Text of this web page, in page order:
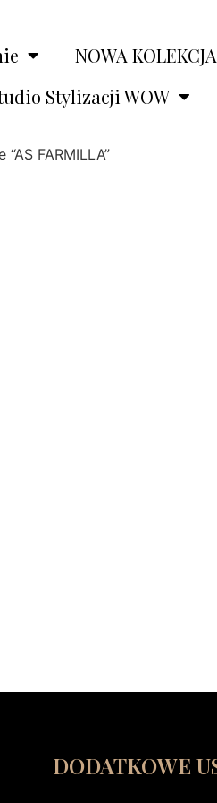
NOWA
Stylizacji WOW
FARMILLA”
DODATKOWE